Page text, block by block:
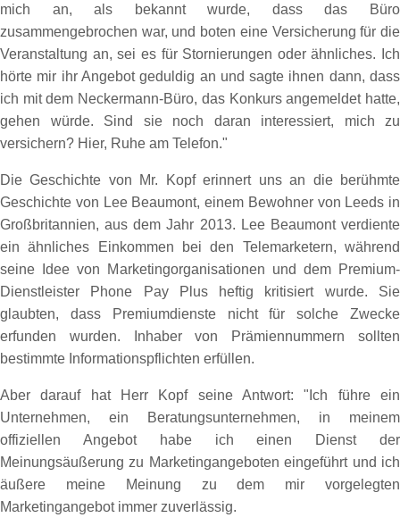
mich an, als bekannt wurde, dass das Büro
zusammengebrochen war, und boten eine Versicherung für die
Veranstaltung an, sei es für Stornierungen oder ähnliches. Ich
hörte mir ihr Angebot geduldig an und sagte ihnen dann, dass
ich mit dem Neckermann-Büro, das Konkurs angemeldet hatte,
gehen würde. Sind sie noch daran interessiert, mich zu
versichern? Hier, Ruhe am Telefon."
Die Geschichte von Mr. Kopf erinnert uns an die berühmte
Geschichte von Lee Beaumont, einem Bewohner von Leeds in
Großbritannien, aus dem Jahr 2013. Lee Beaumont verdiente
ein ähnliches Einkommen bei den Telemarketern, während
seine Idee von Marketingorganisationen und dem Premium-
Dienstleister Phone Pay Plus heftig kritisiert wurde. Sie
glaubten, dass Premiumdienste nicht für solche Zwecke
erfunden wurden. Inhaber von Prämiennummern sollten
bestimmte Informationspflichten erfüllen.
Aber darauf hat Herr Kopf seine Antwort: "Ich führe ein
Unternehmen, ein Beratungsunternehmen, in meinem
offiziellen Angebot habe ich einen Dienst der
Meinungsäußerung zu Marketingangeboten eingeführt und ich
äußere meine Meinung zu dem mir vorgelegten
Marketingangebot immer zuverlässig.